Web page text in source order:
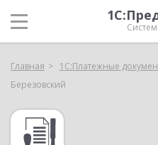
Главная 1С:Платежные
Березовский